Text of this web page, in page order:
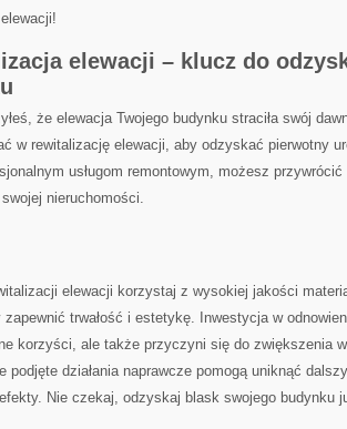
elewacji⁤ – klucz do
​że elewacja Twojego ‌budynku straciła swój
‌w‍ rewitalizację elewacji, aby⁢ odzyskać pierwotny
usługom‌ remontowym,⁢ możesz
nieruchomości.
elewacji korzystaj z⁤ wysokiej jakości
trwałość i estetykę. Inwestycja ‌w
⁤korzyści, ale także przyczyni się do zwiększenia⁣
podjęte działania naprawcze⁤ pomogą uniknąć⁤
efekty. ⁤Nie czekaj, odzyskaj blask swojego budynku